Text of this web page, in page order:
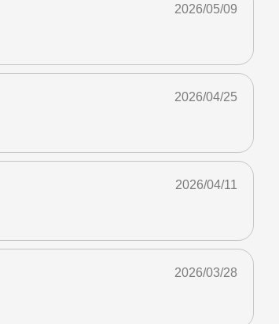
2026/05/09
2026/04/25
2026/04/11
2026/03/28